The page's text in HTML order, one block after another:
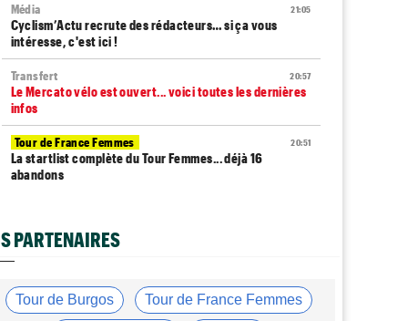
21:05
Média
Cyclism’Actu recrute des rédacteurs… si ça vous
intéresse, c'est ici !
20:57
Transfert
Le Mercato vélo est ouvert... voici toutes les dernières
infos
20:51
Tour de France Femmes
La startlist complète du Tour Femmes... déjà 16
abandons
profil…
La surprise Francisco Campos remporte la 1ère étape
PARTENAIRES
Tour de Burgos Tour de France Femmes